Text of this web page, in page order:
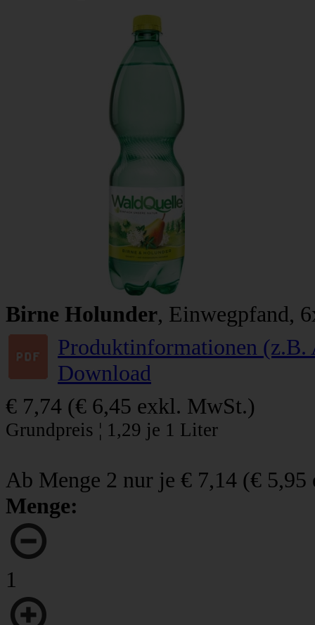
Birne Holunder, Einwegpfand,
Produktinformationen
Download
€ 7,74 (€ 6,45 exkl. MwSt.)
Grundpreis ¦ 1,29 je 1 Liter
Ab Menge 2 nur je € 7,14 (€ 5,95
Menge:
1